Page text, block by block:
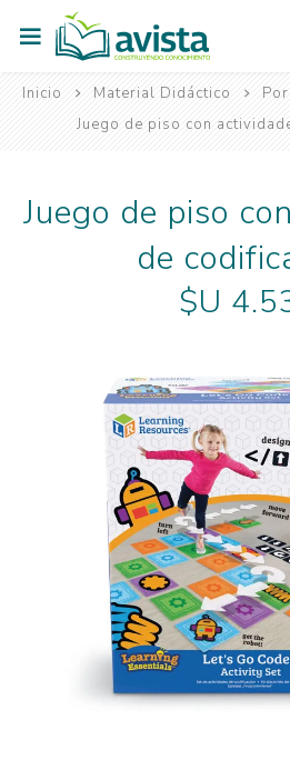
Inicio Material Didáctico
Juego de piso con
Juego de piso
de
$U